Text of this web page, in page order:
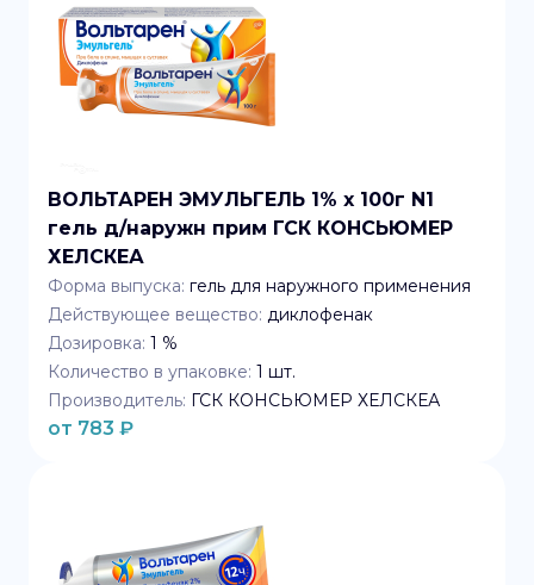
ВОЛЬТАРЕН ЭМУЛЬГЕЛЬ 1% x 100г N1
гель д/наружн прим ГСК КОНСЬЮМЕР
ХЕЛСКЕА
Форма выпуска: гель для наружного применения
Действующее вещество: диклофенак
Дозировка: 1 %
Количество в упаковке: 1 шт.
Производитель: ГСК КОНСЬЮМЕР ХЕЛСКЕА
от 783 ₽